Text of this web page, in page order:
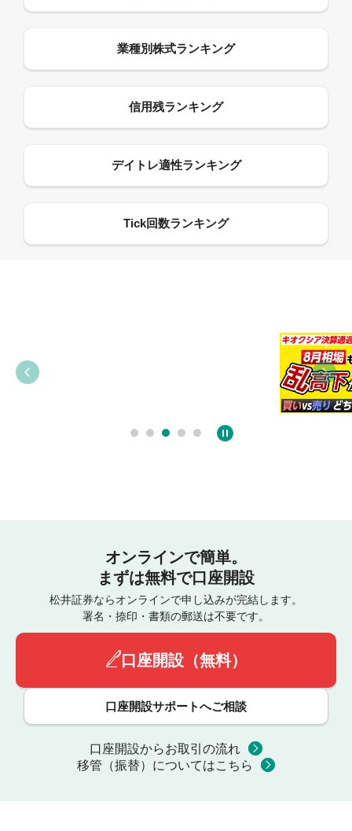
03:31
オンラインで簡単。
まずは無料で口座開設
松井証券ならオンラインで申し込みが完結します。
署名・捺印・書類の郵送は不要です。
口座開設（無料）
口座開設サポートへご相談
口座開設からお取引の流れ
移管（振替）についてはこちら